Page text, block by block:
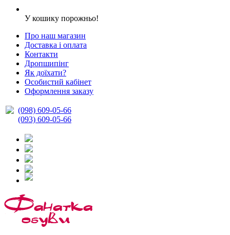
У кошику порожньо!
Про наш магазин
Доставка і оплата
Контакти
Дропшипінг
Як доїхати?
Особистий кабінет
Оформлення заказу
(098) 609-05-66
(093) 609-05-66